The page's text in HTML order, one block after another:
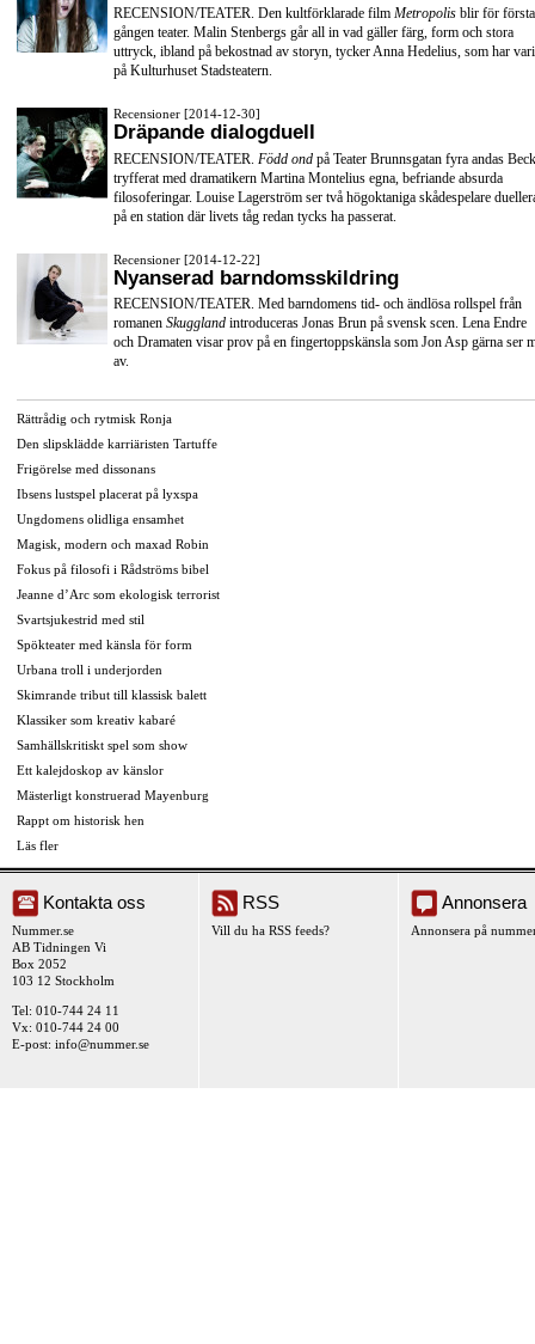
RECENSION/TEATER. Den kultförklarade film Metropolis blir för första
gången teater. Malin Stenbergs går all in vad gäller färg, form och stora
uttryck, ibland på bekostnad av storyn, tycker Anna Hedelius, som har
på Kulturhuset Stadsteatern.
Recensioner [2014-12-30]
Dräpande dialogduell
RECENSION/TEATER. Född ond på Teater Brunnsgatan fyra andas
tryfferat med dramatikern Martina Montelius egna, befriande absurda
filosoferingar. Louise Lagerström ser två högoktaniga skådespelare
på en station där livets tåg redan tycks ha passerat.
Recensioner [2014-12-22]
Nyanserad barndomsskildring
RECENSION/TEATER. Med barndomens tid- och ändlösa rollspel från
romanen Skuggland introduceras Jonas Brun på svensk scen. Lena Endre
och Dramaten visar prov på en fingertoppskänsla som Jon Asp gärna ser
av.
Rättrådig och rytmisk Ronja
Den slipsklädde karriäristen Tartuffe
Frigörelse med dissonans
Ibsens lustspel placerat på lyxspa
Ungdomens olidliga ensamhet
Magisk, modern och maxad Robin
Fokus på filosofi i Rådströms bibel
Jeanne d’Arc som ekologisk terrorist
Svartsjukestrid med stil
Spökteater med känsla för form
Urbana troll i underjorden
Skimrande tribut till klassisk balett
Klassiker som kreativ kabaré
Samhällskritiskt spel som show
Ett kalejdoskop av känslor
Mästerligt konstruerad Mayenburg
Rappt om historisk hen
Läs fler
Kontakta oss
Nummer.se
AB Tidningen Vi
Box 2052
103 12 Stockholm
Tel: 010-744 24 11
Vx: 010-744 24 00
E-post: info@nummer.se
RSS
Vill du ha RSS feeds?
Annonsera
Annonsera på